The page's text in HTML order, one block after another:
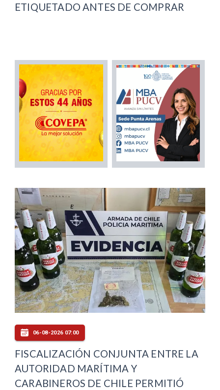
ETIQUETADO ANTES DE COMPRAR
06-08-2026 07:00
FISCALIZACIÓN CONJUNTA ENTRE LA
AUTORIDAD MARÍTIMA Y
CARABINEROS DE CHILE PERMITIÓ